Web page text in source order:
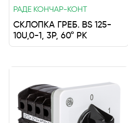
РАДЕ КОНЧАР-КОНТ
СКЛОПКА ГРЕБ. BS 125-
10U,0-1, 3P, 60° РК